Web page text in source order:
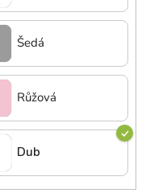
Šedá
Růžová
Dub